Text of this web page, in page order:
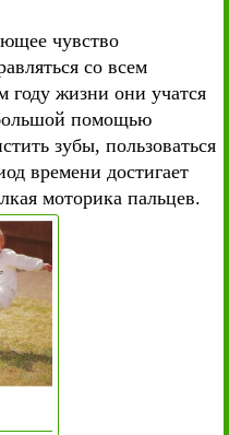
чувство
со всем
году жизни они учатся
помощью
зубы, пользоваться
времени достигает
моторика пальцев.